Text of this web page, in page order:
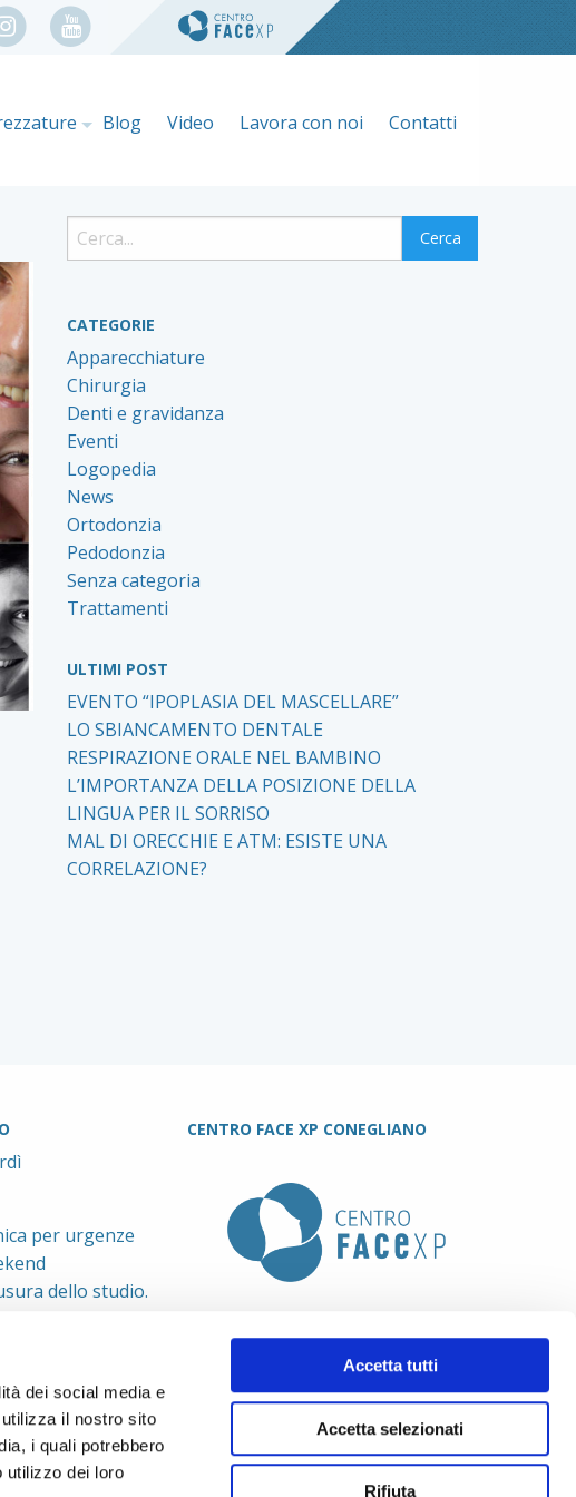
dei social media e
il nostro sito
i quali potrebbero
utilizzo dei loro
Accetta tutti
Accetta selezionati
Rifiuta
Blog Video Lavora con noi Contatti
CATEGORIE
Apparecchiature
Chirurgia
Denti e gravidanza
Eventi
Logopedia
News
Ortodonzia
Pedodonzia
Senza categoria
Trattamenti
ULTIMI POST
EVENTO “IPOPLASIA DEL MASCELLARE”
LO SBIANCAMENTO DENTALE
RESPIRAZIONE ORALE NEL BAMBINO
L’IMPORTANZA DELLA POSIZIONE DELLA
LINGUA PER IL SORRISO
MAL DI ORECCHIE E ATM: ESISTE UNA
CORRELAZIONE?
per urgenze
dello studio.
CENTRO FACE XP CONEGLIANO